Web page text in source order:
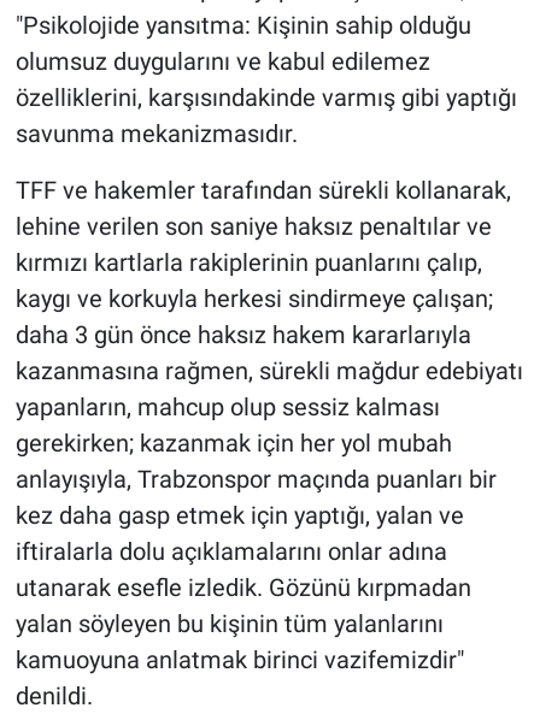
"Psikolojide yansıtma: Kişinin sahip olduğu
olumsuz duygularını ve kabul edilemez
özelliklerini, karşısındakinde varmış gibi yaptığı
savunma mekanizmasıdır.
TFF ve hakemler tarafından sürekli kollanarak,
lehine verilen son saniye haksız penaltılar ve
kırmızı kartlarla rakiplerinin puanlarını çalıp,
kaygı ve korkuyla herkesi sindirmeye çalışan;
daha 3 gün önce haksız hakem kararlarıyla
kazanmasına rağmen, sürekli mağdur edebiyatı
yapanların, mahcup olup sessiz kalması
gerekirken; kazanmak için her yol mubah
anlayışıyla, Trabzonspor maçında puanları bir
kez daha gasp etmek için yaptığı, yalan ve
iftiralarla dolu açıklamalarını onlar adına
utanarak esefle izledik. Gözünü kırpmadan
yalan söyleyen bu kişinin tüm yalanlarını
kamuoyuna anlatmak birinci vazifemizdir"
denildi.